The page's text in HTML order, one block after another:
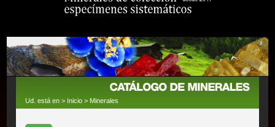
Ud. está en > Inicio > Minerales